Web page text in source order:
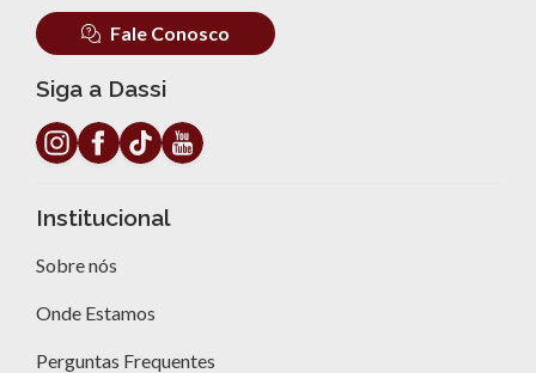
Fale Conosco
Siga a Dassi
Institucional
Sobre nós
Onde Estamos
Perguntas Frequentes